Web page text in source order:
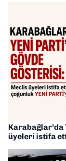
Karabağlar’da
üyeleri istifa